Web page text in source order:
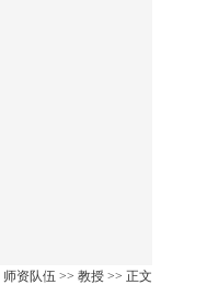
师资队伍 >> 教授 >> 正文